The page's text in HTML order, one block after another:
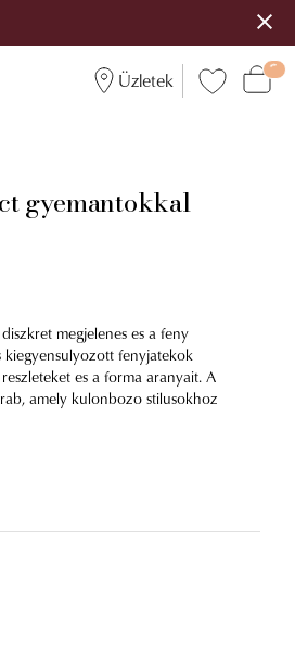
Üzletek
gyemantokkal
megjelenes es a feny
kiegyensulyozott fenyjatekok
es a forma aranyait. A
amely kulonbozo stilusokhoz